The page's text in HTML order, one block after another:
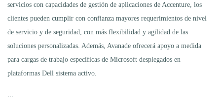
servicios con capacidades de gestión de aplicaciones de Accenture, los
clientes pueden cumplir con confianza mayores requerimientos de nivel
de servicio y de seguridad, con más flexibilidad y agilidad de las
soluciones personalizadas. Además, Avanade ofrecerá apoyo a medida
para cargas de trabajo específicas de Microsoft desplegados en
plataformas Dell sistema activo.